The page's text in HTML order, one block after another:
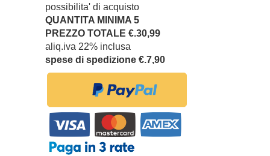
possibilita' di acquisto
QUANTITA MINIMA 5
PREZZO TOTALE €.30,99
aliq.iva 22% inclusa
spese di spedizione €.7,90